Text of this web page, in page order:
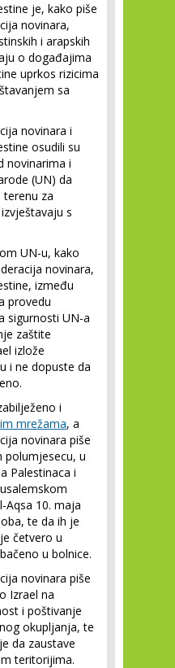
je, kako piše
novinara,
i arapskih
o događajima
uprkos rizicima
sa
novinara i
osudili su
novinarima i
(UN) da
terenu za
s
UN-u, kako
novinara,
između
provedu
sigurnosti UN-a
zaštite
izlože
i ne dopuste da
i
mrežama, a
novinara piše
polumjesecu, u
Palestinaca i
Aqsa 10. maja
te da ih je
četvero u
u bolnice.
novinara piše
Izrael na
i poštivanje
okupljanja, te
da zaustave
teritorijima.